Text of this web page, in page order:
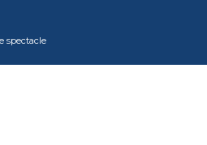
spectacle